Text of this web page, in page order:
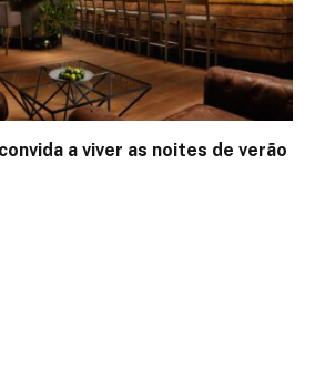
a viver as noites de verão